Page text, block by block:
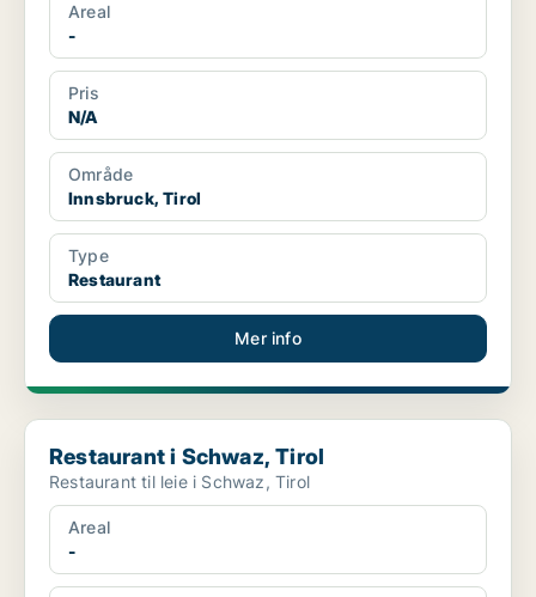
Areal
-
Pris
N/A
Område
Innsbruck, Tirol
Type
Restaurant
Mer info
Restaurant i Schwaz, Tirol
Restaurant i Schwaz, Tirol
Restaurant til leie i Schwaz, Tirol
Areal
-